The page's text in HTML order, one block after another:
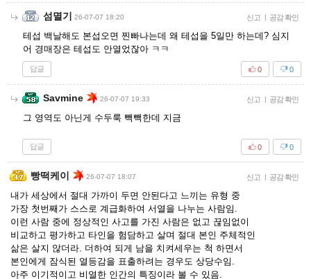
섬멸기 26-07-07 18:20 신고 | 공감 확인
테섭 백날해도 본섭오면 찐빠나는데 왜 테섭을 5일만 하는데? 심지
어 경매장은 테섭도 안열었잖아 ㅋㅋ
답글 0
0
Savmine 26-07-07 19:33 신고 | 공감 확인
그 영역도 아닌게 수두룩 빽빽한데 지금
답글 0
0
빵떡케이 26-07-07 18:07 신고 | 공감 확인
내가 세상에서 절대 가까이 두면 안된다고 느끼는 유형 중
가장 첫번째가 스스로 계급화하여 서열을 나누는 사람임.
이런 사람 중에 정상적인 사고를 가진 사람은 없고 끊임없이
비교하고 평가하고 타인을 험담하고 살며 절대 본인 주체적인
삶은 살지 않더라. 더하여 되게 남을 치켜세우는 척 하면서
본인에게 잠식된 열등감을 표출하려는 경우도 상당수임.
아주 이기적이고 비열한 인간의 특징이라 볼 수 있음.